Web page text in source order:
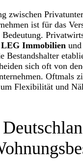
zwischen
ist für das
LEG Immobilien und
Bestandshalter
sich oft von
Oftmals
Flexibilität und